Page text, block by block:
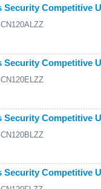
Competitive
Competitive
Competitive
Competitive